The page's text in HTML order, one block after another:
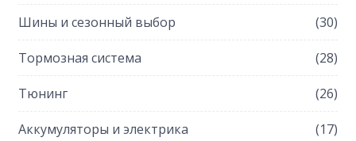
Шины и сезонный выбор (30)
Тормозная система (28)
Тюнинг (26)
Аккумуляторы и электрика (17)